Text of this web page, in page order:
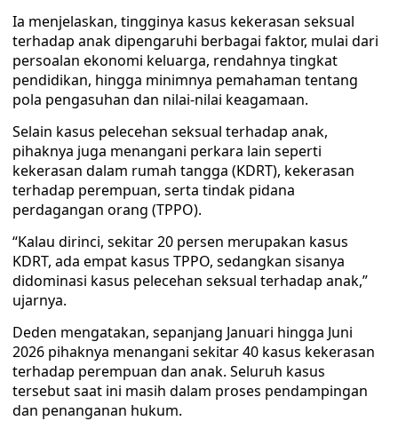
Ia menjelaskan, tingginya kasus kekerasan seksual
terhadap anak dipengaruhi berbagai faktor, mulai dari
persoalan ekonomi keluarga, rendahnya tingkat
pendidikan, hingga minimnya pemahaman tentang
pola pengasuhan dan nilai-nilai keagamaan.
Selain kasus pelecehan seksual terhadap anak,
pihaknya juga menangani perkara lain seperti
kekerasan dalam rumah tangga (KDRT), kekerasan
terhadap perempuan, serta tindak pidana
perdagangan orang (TPPO).
“Kalau dirinci, sekitar 20 persen merupakan kasus
KDRT, ada empat kasus TPPO, sedangkan sisanya
didominasi kasus pelecehan seksual terhadap anak,”
ujarnya.
Deden mengatakan, sepanjang Januari hingga Juni
2026 pihaknya menangani sekitar 40 kasus kekerasan
terhadap perempuan dan anak. Seluruh kasus
tersebut saat ini masih dalam proses pendampingan
dan penanganan hukum.